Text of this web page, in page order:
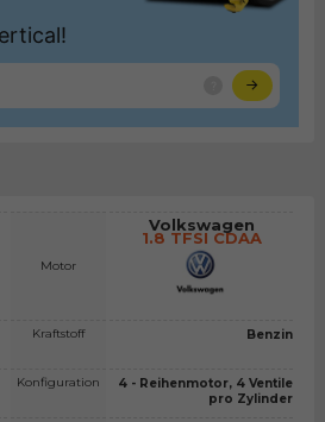
Motor
Kraftstoff
Konfiguration
Volkswagen
1.8 TFSI CDAA
Benzin
4 - Reihenmotor, 4 Ventile
pro Zylinder